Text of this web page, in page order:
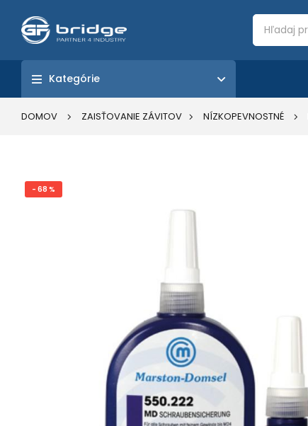
Kategórie
DOMOV ZAISŤOVANIE ZÁVITOV NÍZKOPEVNOSTNÉ
- 68 %